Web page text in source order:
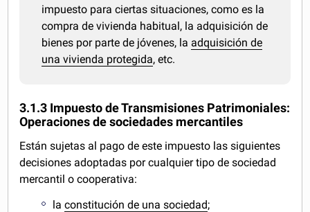
impuesto para ciertas situaciones, como es la
compra de vivienda habitual, la adquisición de
bienes por parte de jóvenes, la adquisición de
una vivienda protegida, etc.
3.1.3 Impuesto de Transmisiones Patrimoniales:
Operaciones de sociedades mercantiles
Están sujetas al pago de este impuesto las siguientes
decisiones adoptadas por cualquier tipo de sociedad
mercantil o cooperativa:
laconstitución de una sociedad;